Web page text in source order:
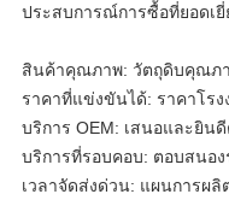
ประสบการณ์การซื้อที่ยอดเยี่
สินค้าคุณภาพ: วัตถุดิบคุณภ
ราคาที่แข่งขันได้: ราคาโรง
บริการ OEM: เสนอและยิน
บริการที่รอบคอบ: ตอบสนอง
เวลาจัดส่งด่วน: แผนการผ